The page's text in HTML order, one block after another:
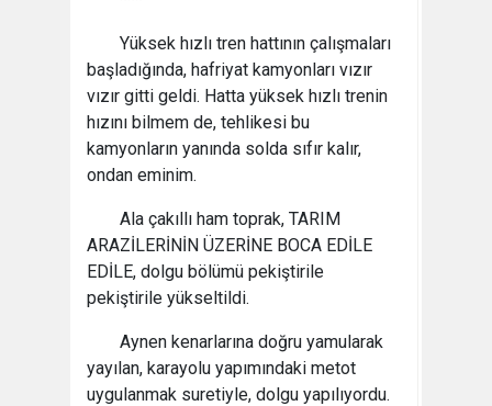
Yüksek hızlı tren hattının çalışmaları
başladığında, hafriyat kamyonları vızır
vızır gitti geldi. Hatta yüksek hızlı trenin
hızını bilmem de, tehlikesi bu
kamyonların yanında solda sıfır kalır,
ondan eminim.
Ala çakıllı ham toprak, TARIM
ARAZİLERİNİN ÜZERİNE BOCA EDİLE
EDİLE, dolgu bölümü pekiştirile
pekiştirile yükseltildi.
Aynen kenarlarına doğru yamularak
yayılan, karayolu yapımındaki metot
uygulanmak suretiyle, dolgu yapılıyordu.